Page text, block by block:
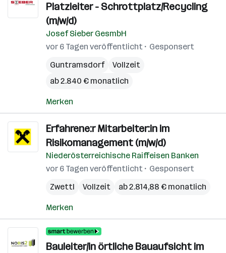
Platzleiter - Schrottplatz/Recycling
(m/w/d)
Josef Sieber GesmbH
vor 6 Tagen veröffentlicht
Gesponsert
Guntramsdorf
Vollzeit
ab 2.840 € monatlich
Merken
Erfahrene:r Mitarbeiter:in im
Risikomanagement (m/w/d)
Niederösterreichische Raiffeisen Banken
vor 6 Tagen veröffentlicht
Gesponsert
Zwettl
Vollzeit ab 2.814,88 € monatlich
Merken
Bauleiter/in örtliche Bauaufsicht im